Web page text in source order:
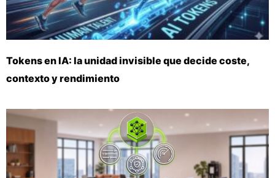
Tokens en IA: la unidad invisible que decide coste,
contexto y rendimiento